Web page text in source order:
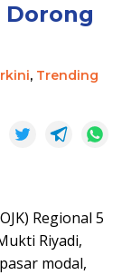
Dorong
, Trending
Regional 5
Riyadi,
modal,